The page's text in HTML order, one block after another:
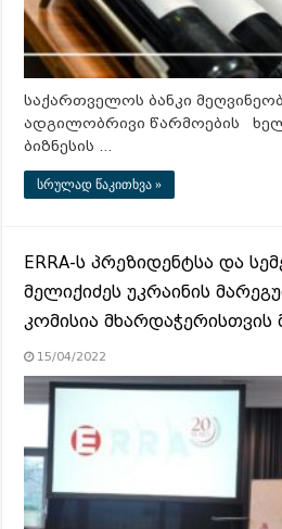
საქართველოს ბანკი
ადგილობრივი წარმოების
ბიზნესის …
სრულად წაკითხვა »
ERRA-ს პრეზიდენტსა და
მელიქიძეს უკრაინის
კომისია
15/04/2022